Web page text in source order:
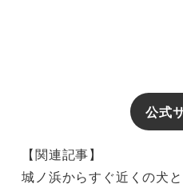
公式
【関連記事】
城ノ浜からすぐ近くの犬